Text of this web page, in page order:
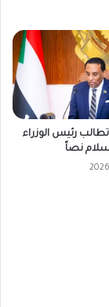
رئيس الوزراء
نصاً